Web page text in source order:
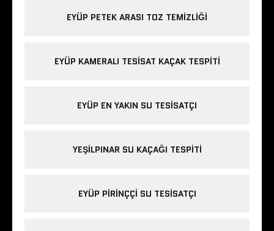
EYÜP PETEK ARASI TOZ TEMIZLIĞI
EYÜP KAMERALI TESISAT KAÇAK TESPITI
EYÜP EN YAKIN SU TESISATÇI
YEŞILPINAR SU KAÇAĞI TESPITI
EYÜP PIRINÇÇI SU TESISATÇI